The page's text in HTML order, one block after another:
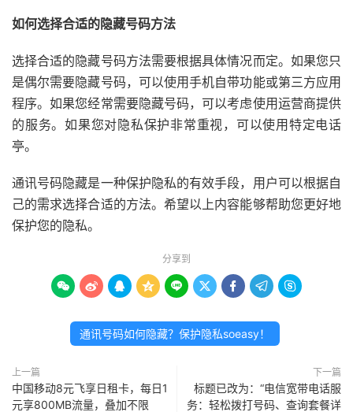
如何选择合适的隐藏号码方法
选择合适的隐藏号码方法需要根据具体情况而定。如果您只
是偶尔需要隐藏号码，可以使用手机自带功能或第三方应用
程序。如果您经常需要隐藏号码，可以考虑使用运营商提供
的服务。如果您对隐私保护非常重视，可以使用特定电话
亭。
通讯号码隐藏是一种保护隐私的有效手段，用户可以根据自
己的需求选择合适的方法。希望以上内容能够帮助您更好地
保护您的隐私。
分享到
        
通讯号码如何隐藏？保护隐私soeasy！
上一篇
中国移动8元飞享日租卡，每日1
元享800MB流量，叠加不限
下一篇
标题已改为：“电信宽带电话服
务：轻松拨打号码、查询套餐详